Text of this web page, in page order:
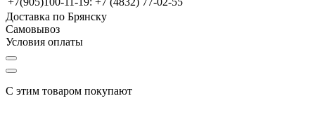
Доставка по Брянску
Самовывоз
Условия оплаты
С этим товаром покупают